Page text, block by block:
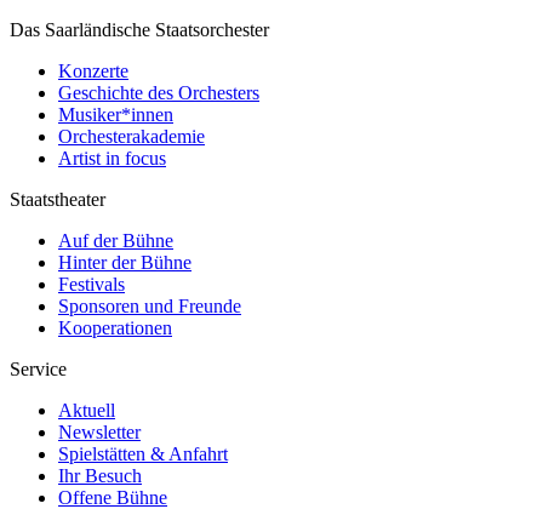
Das Saarländische Staatsorchester
Konzerte
Geschichte des Orchesters
Musiker*innen
Orchesterakademie
Artist in focus
Staatstheater
Auf der Bühne
Hinter der Bühne
Festivals
Sponsoren und Freunde
Kooperationen
Service
Aktuell
Newsletter
Spielstätten & Anfahrt
Ihr Besuch
Offene Bühne